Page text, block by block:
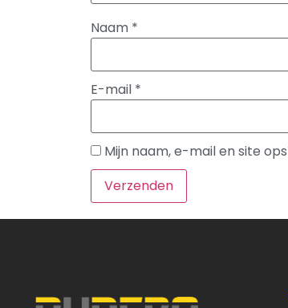
Naam *
E-mail *
Mijn naam, e-mail en site